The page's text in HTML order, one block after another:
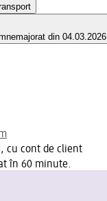
nemajorat din 04.03.2026
cu cont de client
în 60 minute.